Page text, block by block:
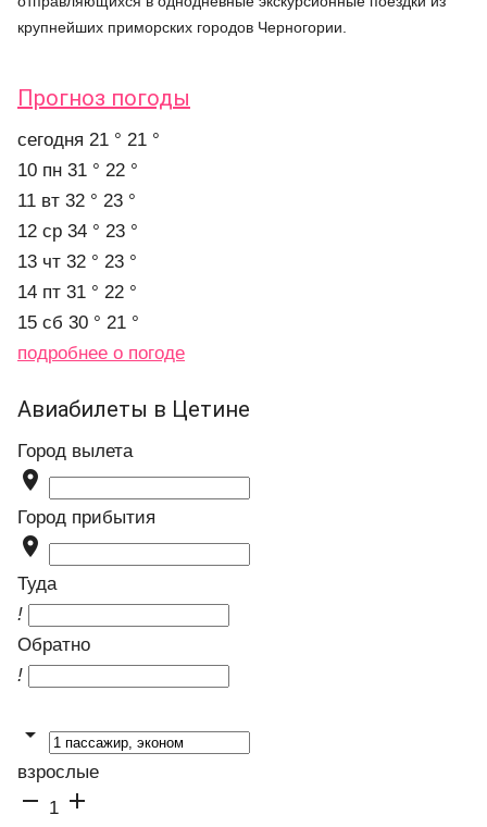
крупнейших приморских городов Черногории.
Прогноз погоды
cегодня 21 ° 21 °
10 пн 31 ° 22 °
11 вт 32 ° 23 °
12 ср 34 ° 23 °
13 чт 32 ° 23 °
14 пт 31 ° 22 °
15 сб 30 ° 21 °
подробнее о погоде
Авиабилеты в Цетине
Город вылета

Город прибытия

Туда
!
Обратно
!

взрослые
 1 